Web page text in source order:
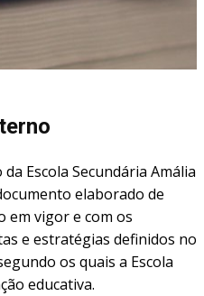
Escola Secundária Amália
elaborado de
em vigor e com os
e estratégias definidos no
os quais a Escola
educativa.